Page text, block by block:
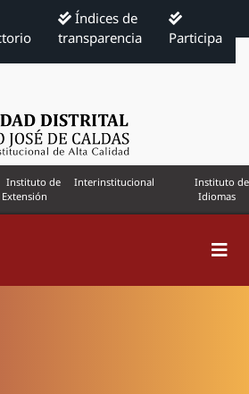
Índices de
transparencia
Participa
Instituto de
Extensión
Interinstitucional
Instituto de
Idiomas